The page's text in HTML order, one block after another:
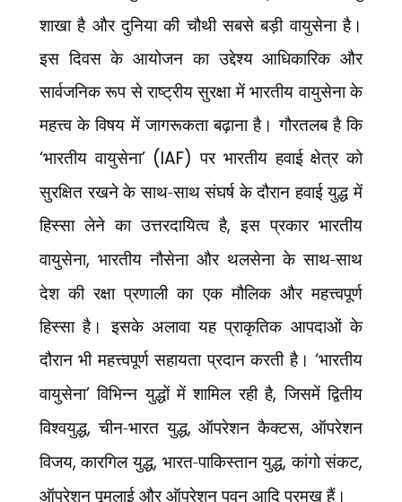
शाखा है और दुनिया की चौथी सबसे बड़ी वायुसेना है।
इस दिवस के आयोजन का उद्देश्य आधिकारिक और
सार्वजनिक रूप से राष्ट्रीय सुरक्षा में भारतीय वायुसेना के
महत्त्व के विषय में जागरूकता बढ़ाना है। गौरतलब है कि
‘भारतीय वायुसेना’ (IAF)पर भारतीय हवाई क्षेत्र को
सुरक्षित रखने के साथ-साथ संघर्ष के दौरान हवाई युद्ध में
हिस्सा लेने का उत्तरदायित्व है,इस प्रकार भारतीय
वायुसेना, भारतीय नौसेना और थलसेना के साथ-साथ
देश की रक्षा प्रणाली का एक मौलिक और महत्त्वपूर्ण
हिस्सा है। इसके अलावा यह प्राकृतिक आपदाओं के
दौरान भी महत्त्वपूर्ण सहायता प्रदान करती है।‘भारतीय
वायुसेना’विभिन्न युद्धों में शामिल रही है,जिसमें द्वितीय
विश्वयुद्ध,चीन-भारत युद्ध,ऑपरेशन कैक्टस,ऑपरेशन
विजय,कारगिल युद्ध, भारत-पाकिस्तान युद्ध,कांगो संकट,
ऑपरेशन पूमलाई और ऑपरेशन पवन आदि प्रमुख हैं।